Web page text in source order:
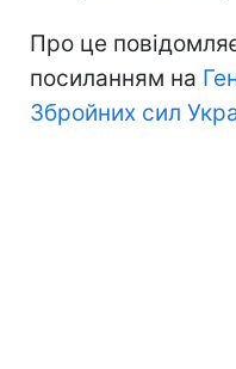
Про це
посиланням на
Збройних сил